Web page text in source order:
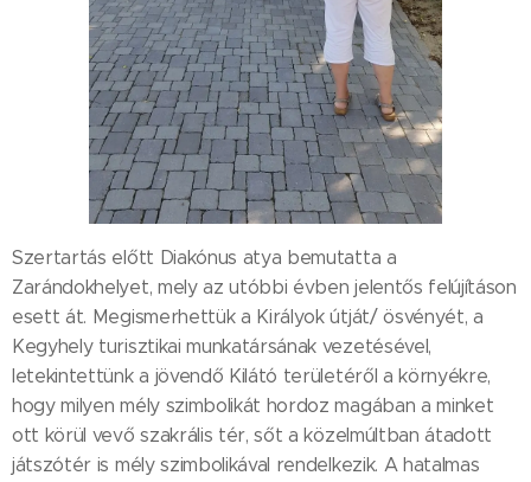
Szertartás előtt Diakónus atya bemutatta a
Zarándokhelyet, mely az utóbbi évben jelentős felújításon
esett át. Megismerhettük a Királyok útját/ ösvényét, a
Kegyhely turisztikai munkatársának vezetésével,
letekintettünk a jövendő Kilátó területéről a környékre,
hogy milyen mély szimbolikát hordoz magában a minket
ott körül vevő szakrális tér, sőt a közelmúltban átadott
játszótér is mély szimbolikával rendelkezik. A hatalmas